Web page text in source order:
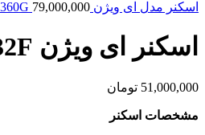
اسکنر مدل ای ویژن Avision AD360G 79,000,000
اسکنر ای ویژن Avision AV332F
51,000,000 تومان
مشخصات اسکنر